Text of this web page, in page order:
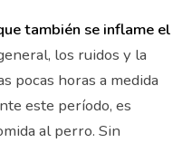
también se inflame el
los ruidos y la
pocas horas a medida
este período, es
al perro. Sin